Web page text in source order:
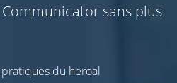
sans plus
du heroal